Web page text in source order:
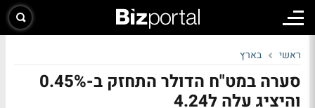
ראשי בארץ
סערה במט"ח הדולר התחזק ב-0.45%
והיציג עלה ל4.24